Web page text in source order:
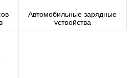
Автомобильные зарядные
устройства